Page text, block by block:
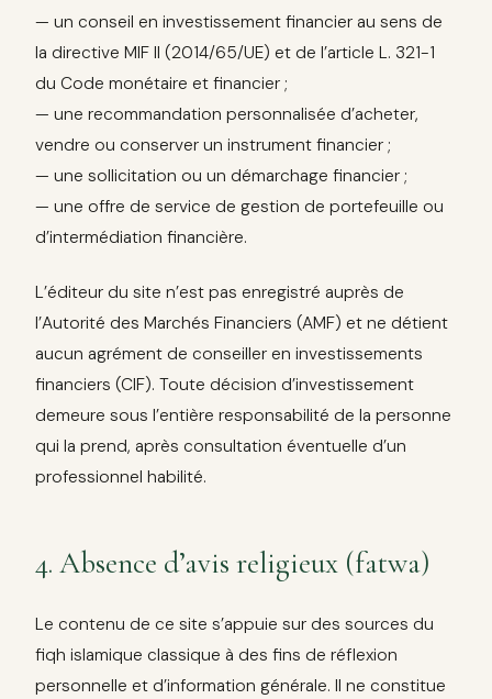
— un conseil en investissement financier au sens de
la directive MIF II (2014/65/UE) et de l’article L. 321-1
du Code monétaire et financier ;
— une recommandation personnalisée d’acheter,
vendre ou conserver un instrument financier ;
— une sollicitation ou un démarchage financier ;
— une offre de service de gestion de portefeuille ou
d’intermédiation financière.
L’éditeur du site n’est pas enregistré auprès de
l’Autorité des Marchés Financiers (AMF) et ne détient
aucun agrément de conseiller en investissements
financiers (CIF). Toute décision d’investissement
demeure sous l’entière responsabilité de la personne
qui la prend, après consultation éventuelle d’un
professionnel habilité.
4. Absence d’avis religieux (fatwa)
Le contenu de ce site s’appuie sur des sources du
fiqh islamique classique à des fins de réflexion
personnelle et d’information générale. Il ne constitue